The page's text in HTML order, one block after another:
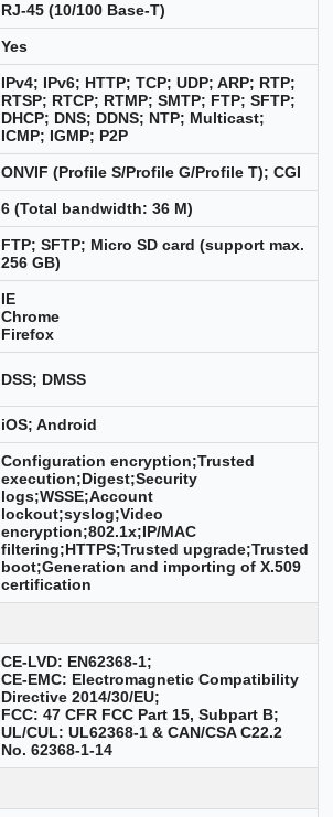
RJ-45 (10/100 Base-T)
Yes
IPv4; IPv6; HTTP; TCP; UDP; ARP; RTP;
RTSP; RTCP; RTMP; SMTP; FTP; SFTP;
DHCP; DNS; DDNS; NTP; Multicast;
ICMP; IGMP; P2P
ONVIF (Profile S/Profile G/Profile T); CGI
6 (Total bandwidth: 36 M)
FTP; SFTP; Micro SD card (support max.
256 GB)
IE
Chrome
Firefox
DSS; DMSS
iOS; Android
Configuration encryption;Trusted
execution;Digest;Security
logs;WSSE;Account
lockout;syslog;Video
encryption;802.1x;IP/MAC
filtering;HTTPS;Trusted upgrade;Trusted
boot;Generation and importing of X.509
certification
CE-LVD: EN62368-1;
CE-EMC: Electromagnetic Compatibility
Directive 2014/30/EU;
FCC: 47 CFR FCC Part 15, Subpart B;
UL/CUL: UL62368-1 & CAN/CSA C22.2
No. 62368-1-14